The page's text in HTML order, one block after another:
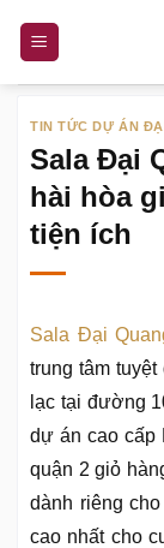
nội
TIN TỨC DỰ ÁN
Sala Đại
hài hòa
tiện ích
Sala Đại
trung tâm
lạc tại đường
dự án cao cấp
quận 2 giỏ
dành riêng
cao nhất cho